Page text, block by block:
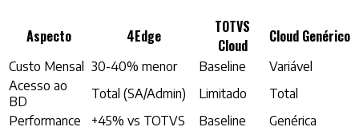
Aspecto 4Edge
TOTVS
Cloud
Cloud Genérico
Custo Mensal 30-40% menor Baseline
Variável
Acesso ao
BD
Total (SA/Admin) Limitado
Total
Performance
+45% vs TOTVS Baseline
Genérica